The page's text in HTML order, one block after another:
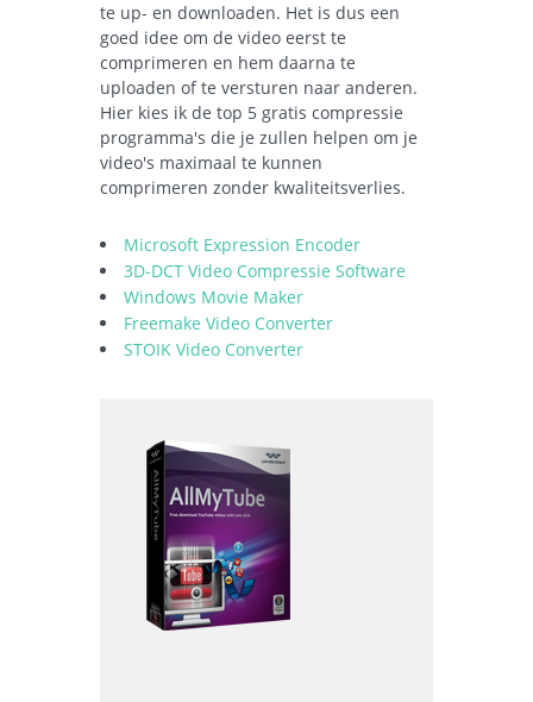
te up- en downloaden. Het is dus een
goed idee om de video eerst te
comprimeren en hem daarna te
uploaden of te versturen naar anderen.
Hier kies ik de top 5 gratis compressie
programma's die je zullen helpen om je
video's maximaal te kunnen
comprimeren zonder kwaliteitsverlies.
Microsoft Expression Encoder
3D-DCT Video Compressie Software
Windows Movie Maker
Freemake Video Converter
STOIK Video Converter